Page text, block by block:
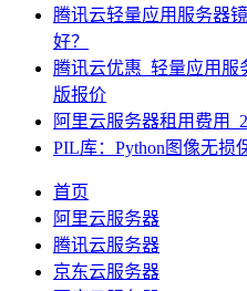
腾讯云轻量应用服务器
好？
腾讯云优惠_轻量应用服
版报价
阿里云服务器租用费用
PIL库：Python图像无损
首页
阿里云服务器
腾讯云服务器
京东云服务器